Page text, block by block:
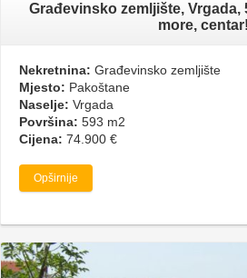
Građevinsko zemljište, Vrgada,
more, centar!
Nekretnina: Građevinsko zemljište
Mjesto: Pakoštane
Naselje: Vrgada
Površina: 593 m2
Cijena: 74.900 €
Opširnije